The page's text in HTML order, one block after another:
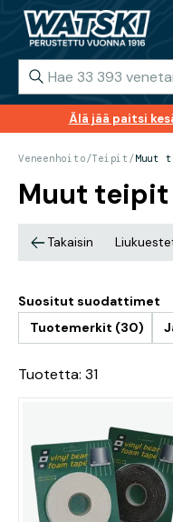
Älä jää paitsi
Veneenhoito/Teipit /Muut
Muut teipit
Takaisin
Suositut suodattimet
Tuotemerkit (30)
Tuotetta: 31